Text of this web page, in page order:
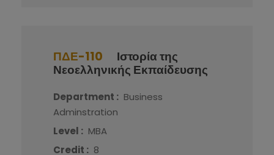
ΠΔΕ-110
Ιστορία της
Νεοελληνικής Εκπαίδευσης
Department : Business
Adminstration
Level : MBA
Credit : 8